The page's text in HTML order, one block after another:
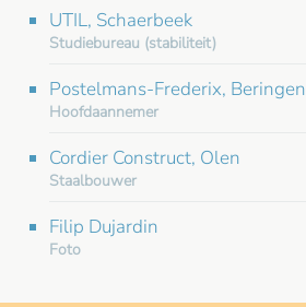
UTIL, Schaerbeek
Studiebureau (stabiliteit)
Postelmans-Frederix, Beringen
Hoofdaannemer
Cordier Construct, Olen
Staalbouwer
Filip Dujardin
Foto